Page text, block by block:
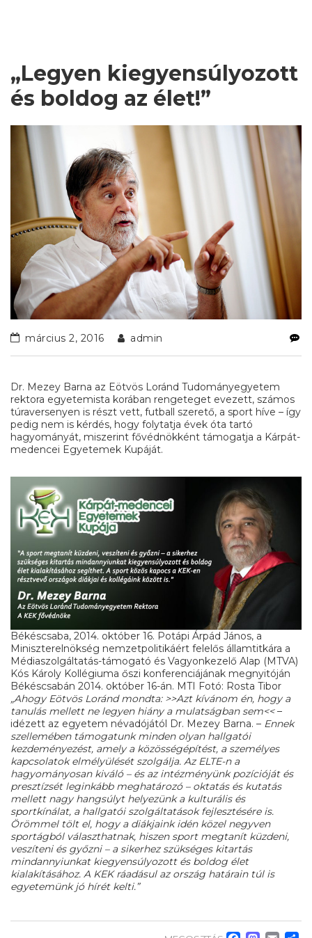
„Legyen kiegyensúlyozott
és boldog az élet!”
március 2, 2016 admin
Dr. Mezey Barna az Eötvös Loránd Tudományegyetem
rektora egyetemista korában rengeteget evezett, számos
túraversenyen is részt vett, futball szerető, a sport híve – így
pedig nem is kérdés, hogy folytatja évek óta tartó
hagyományát, miszerint fővédnökként támogatja a Kárpát-
medencei Egyetemek Kupáját.
Békéscsaba, 2014. október 16. Potápi Árpád János, a
Miniszterelnökség nemzetpolitikáért felelős államtitkára a
Médiaszolgáltatás-támogató és Vagyonkezelő Alap (MTVA)
Kós Károly Kollégiuma őszi konferenciájának megnyitóján
Békéscsabán 2014. október 16-án. MTI Fotó: Rosta Tibor
„Ahogy Eötvös Loránd mondta: >>Azt kívánom én, hogy a
tanulás mellett ne legyen hiány a mulatságban sem<<–
idézett az egyetem névadójától Dr. Mezey Barna. – Ennek
szellemében támogatunk minden olyan hallgatói
kezdeményezést, amely a közösségépítést, a személyes
kapcsolatok elmélyülését szolgálja. Az ELTE-n a
hagyományosan kiváló – és az intézményünk pozícióját és
presztízsét leginkább meghatározó – oktatás és kutatás
mellett nagy hangsúlyt helyezünk a kulturális és
sportkínálat, a hallgatói szolgáltatások fejlesztésére is.
Örömmel tölt el, hogy a diákjaink idén közel negyven
sportágból választhatnak, hiszen sport megtanít küzdeni,
veszíteni és győzni – a sikerhez szükséges kitartás
mindannyiunkat kiegyensúlyozott és boldog élet
kialakításához. A KEK ráadásul az ország határain túl is
egyetemünk jó hírét kelti.”